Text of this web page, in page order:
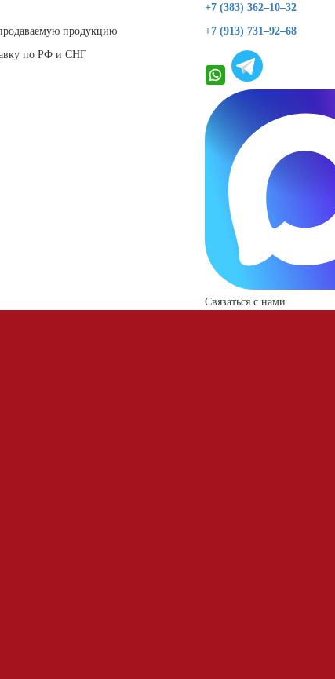
продукцию
по РФ и СНГ
+7 (383) 362–10–32
+7 (913) 731–92–68
Связаться с нами